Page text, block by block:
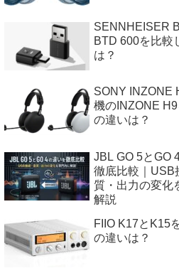
SENNHEISER
BTD 600を比較
は？
SONY INZONE
機のINZONE
の違いは？
JBL GO 5とGO
徹底比較｜USB
質・出力の変化
解説
FIIO K17とK15
の違いは？